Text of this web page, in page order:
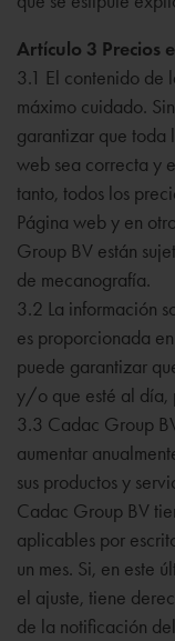
Artículo 3 Precios
3.1 El contenido de
máximo cuidado.
garantizar que toda
web sea correcta y
tanto, todos los
Página web y en
Group BV están
de mecanografía.
3.2 La información
es proporcionada
puede garantizar
y/o que esté al día,
3.3 Cadac Group
aumentar
sus productos y
Cadac Group BV
aplicables por
un mes. Si, en este
el ajuste, tiene
de la notificación